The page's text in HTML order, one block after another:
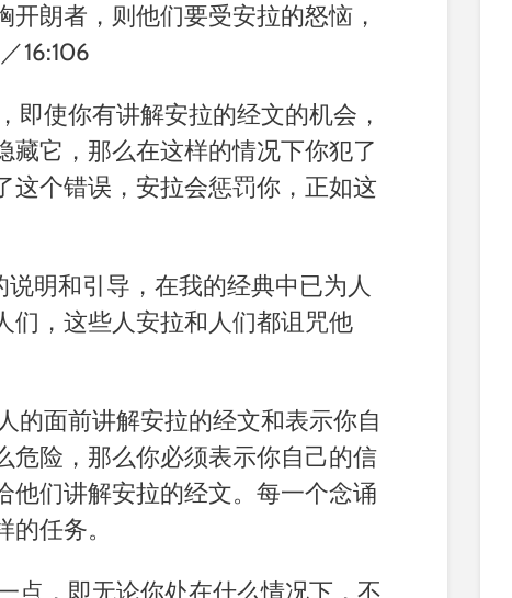
朗者，则他们要受安拉的怒恼，
16:106
即使你有讲解安拉的经文的机会，
藏它，那么在这样的情况下你犯了
这个错误，安拉会惩罚你，正如这
说明和引导，在我的经典中已为人
们，这些人安拉和人们都诅咒他
的面前讲解安拉的经文和表示你自
危险，那么你必须表示你自己的信
他们讲解安拉的经文。每一个念诵
任务。
点，即无论你处在什么情况下，不